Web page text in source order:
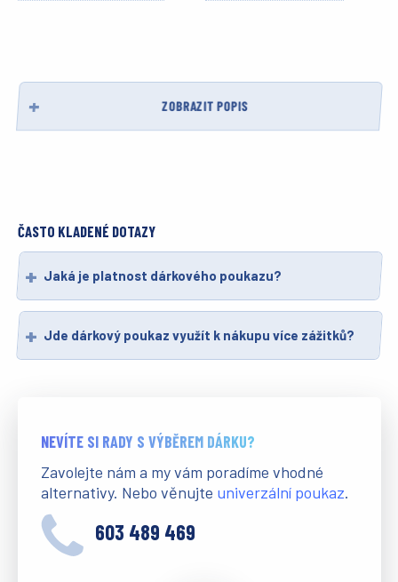
ZOBRAZIT POPIS
ČASTO KLADENÉ DOTAZY
Jaká je platnost dárkového poukazu?
Jde dárkový poukaz využít k nákupu více zážitků?
NEVÍTE SI RADY S VÝBĚREM DÁRKU?
Zavolejte nám a my vám poradíme vhodné
alternativy. Nebo věnujte univerzální poukaz.
603 489 469